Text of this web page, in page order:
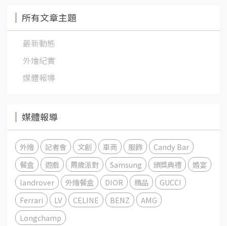
所有文章主題
最新動態
外燴紀實
媒體報導
媒體報導
外燴 記者會 文創 車商 服飾
Candy Bar
餐盒
遊戲 周歲派對 Samsung 頒獎典禮
婚宴
landrover
外燴餐盒 DIOR 精品
GUCCI
Ferrari
LV CELINE BENZ
AMG
Longchamp